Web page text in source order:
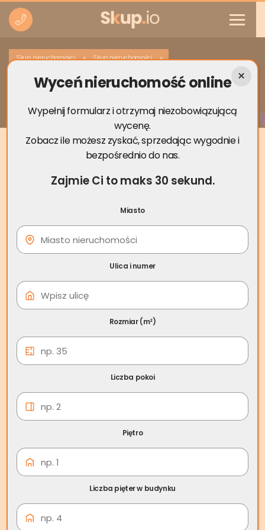
Skup nieruchomości » Skup nieruchomości »
Skup nieruchomości Kudowa-Zdrój
09 czeSkup nieruchomości
Kudowa-Zdrój
Wyceń nieruchomość online
Wypełnij formularz i otrzymaj niezobowiązującą
wycenę.
Zobacz ile możesz zyskać, sprzedając wygodnie i
bezpośrednio do nas.
Zajmie Ci to maks 30 sekund.
Miasto
Ulica i numer
Rozmiar (m²)
Liczba pokoi
Piętro
Liczba pięter w budynku